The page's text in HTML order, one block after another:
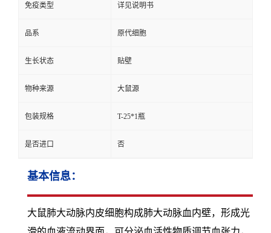
免疫类型 详见说明书
品系 原代细胞
生长状态 贴壁
物种来源 大鼠源
包装规格 T-25*1瓶
是否进口 否
基本信息：
大鼠肺大动脉内皮细胞构成肺大动脉血内壁，形成光